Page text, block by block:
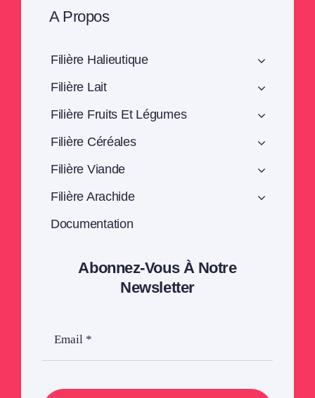
A Propos
Filière Halieutique
Filière Lait
Filière Fruits Et Légumes
Filière Céréales
Filière Viande
Filière Arachide
Documentation
Abonnez-Vous À Notre
Newsletter